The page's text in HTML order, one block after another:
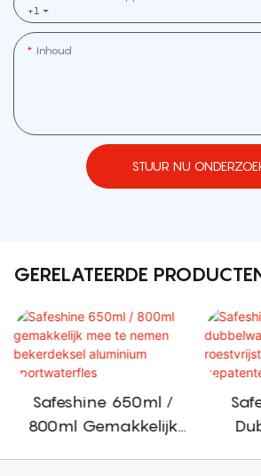
+1
Inhoud
STUUR NU
GERELATEERDE
Safeshine 650ml /
800ml Gemakkelijk